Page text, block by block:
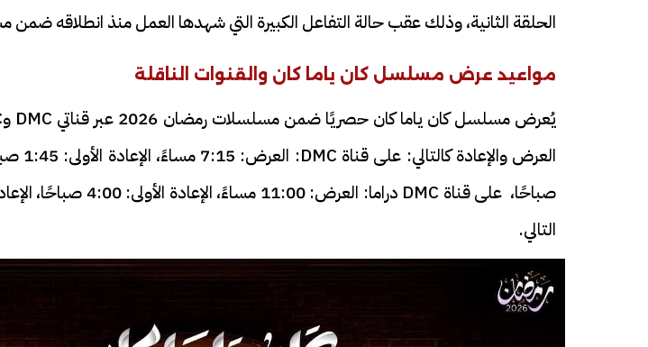
الحلقة الثانية، وذلك عقب حالة التفاعل الكبيرة التي شهدها العمل منذ انطلاقه ضمن
مواعيد عرض مسلسل كان ياما كان والقنوات الناقلة
التالي.